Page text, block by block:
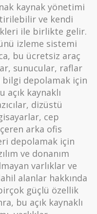
kaynak yönetimi
ve kendi
ile birlikte gelir.
izleme sistemi
bu ücretsiz araç
sunucular, raflar
bilgi depolamak için
açık kaynaklı
dizüstü
cep
arka ofis
depolamak için
ve donanım
varlıklar ve
alanlar hakkında
güçlü özellik
bu açık kaynaklı